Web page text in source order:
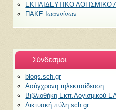
ΕΚΠΑΙΔΕΥΤΙΚΟ
ΠΑΚΕ Ιωαννίνων
Σύνδεσμοι
blogs.sch.gr
Ασύγχρονη τηλεκπαίδευση
Βιβλιοθήκη Εκπ.Λογισμικού
Δικτυακή πύλη sch.gr